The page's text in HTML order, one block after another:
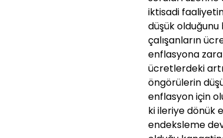
iktisadi
düşük olduğunu
çalışanların
enflasyona
ücretlerdeki
öngörülerin
enflasyon için
ki ileriye dönük
endeksleme